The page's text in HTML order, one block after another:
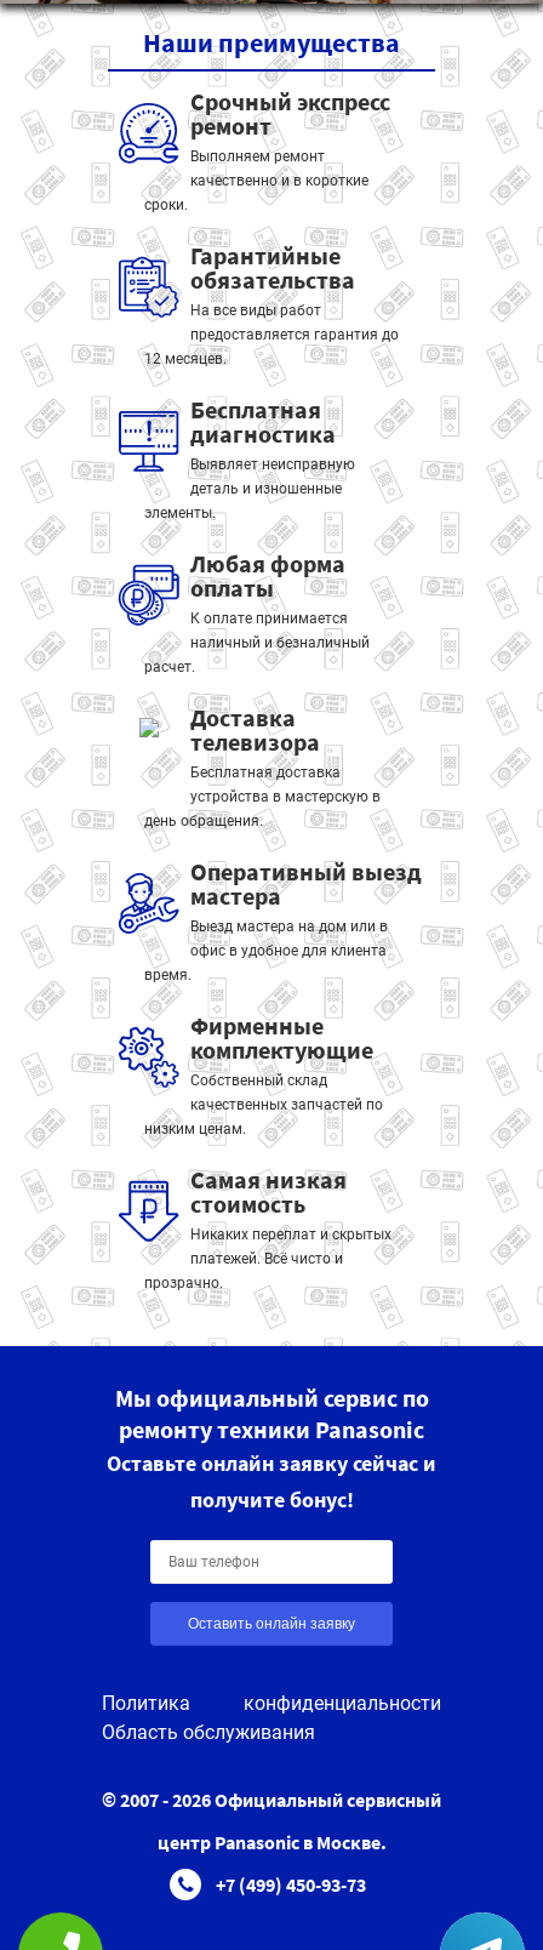
Нашипреимущества
Срочный экспресс
ремонт
Выполняем ремонт
качественно и в короткие
сроки.
Гарантийные
обязательства
На все виды работ
предоставляется гарантия до
12 месяцев.
Бесплатная
диагностика
Выявляет неисправную
деталь и изношенные
элементы.
Любая форма
оплаты
К оплате принимается
наличный и безналичный
расчет.
Доставка
телевизора
Бесплатная доставка
устройства в мастерскую в
день обращения.
Оперативный выезд
мастера
Выезд мастера на дом или в
офис в удобное для клиента
время.
Фирменные
комплектующие
Собственный склад
качественных запчастей по
низким ценам.
Самая низкая
стоимость
Никаких переплат и скрытых
платежей. Всё чисто и
прозрачно.
Мы официальный сервис по
ремонту техники Panasonic
Оставьте онлайн заявку сейчас и
получите бонус!
Оставить онлайн заявку
Политика конфиденциальности
Область обслуживания
© 2007 - 2026 Официальный сервисный
центр Panasonic в Москве.
+7 (499) 450-93-73